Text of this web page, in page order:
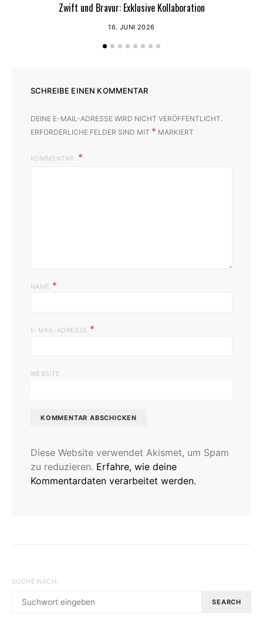
Zwift und Bravur: Exklusive Kollaboration
16. JUNI 2026
SCHREIBE EINEN KOMMENTAR
DEINE E-MAIL-ADRESSE WIRD NICHT VERÖFFENTLICHT.
ERFORDERLICHE FELDER SIND MIT * MARKIERT
KOMMENTAR
NAME *
E-MAIL-ADRESSE *
WEBSITE
Diese Website verwendet Akismet, um Spam
zu reduzieren. Erfahre, wie deine
Kommentardaten verarbeitet werden.
SUCHE NACH:
SEARCH